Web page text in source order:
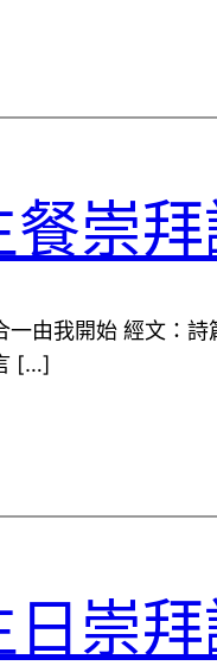
餐崇
一由我開始 經文：
[…]
日崇